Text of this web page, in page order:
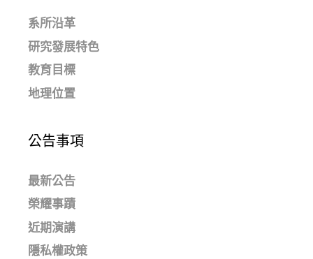
系所沿革
研究發展特色
教育目標
地理位置
公告事項
最新公告
榮耀事蹟
近期演講
隱私權政策